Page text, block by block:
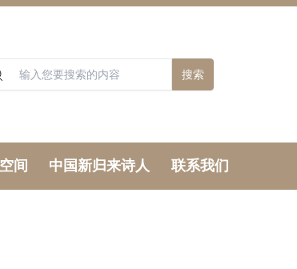
搜索
间 中国新归来诗人 联系我们